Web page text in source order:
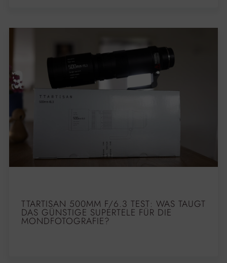
TTARTISAN 500MM F/6.3 TEST: WAS TAUGT
DAS GÜNSTIGE SUPERTELE FÜR DIE
MONDFOTOGRAFIE?